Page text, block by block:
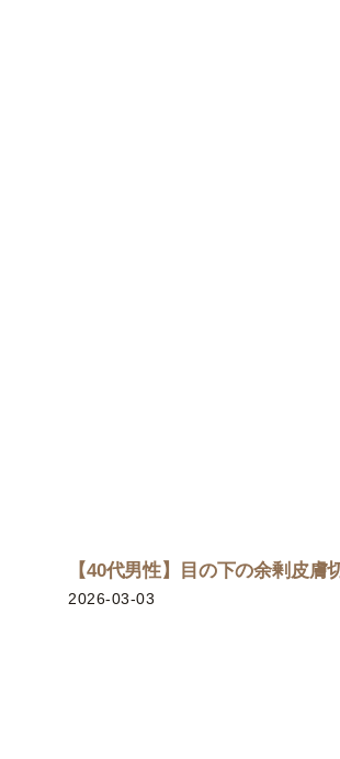
【40代男性】目の下の余剰皮
2026-03-03